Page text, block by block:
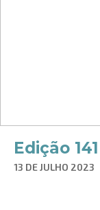
Edição 141
13 DE JULHO 2023